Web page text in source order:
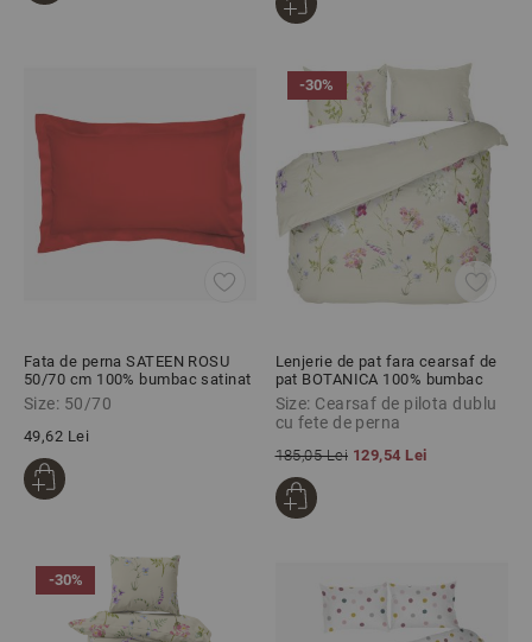
Fata de perna SATEEN ROSU
50/70 cm 100% bumbac satinat
Size: 50/70
49,62 Lei
-30%
Lenjerie de pat fara cearsaf de
pat BOTANICA 100% bumbac
ranforce 3 piese
Size: Cearsaf de pilota dublu
cu fete de perna
185,05 Lei 129,54 Lei
-30%